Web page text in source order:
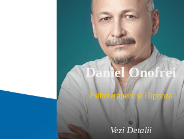
Daniel Onofrei
Psihoterapeut și Hipnoză
Vezi Detalii